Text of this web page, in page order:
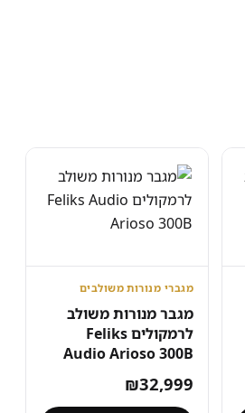
מגברי מנורות משולבים
מגבר מנורות משולב
לרמקולים Feliks
Audio Arioso 300B
₪32,999